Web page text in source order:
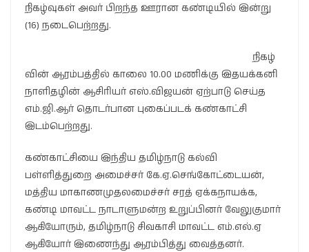
நிகழ்வுகள் அவர் பிறந்த ஊரான கண்டியில் இன்று
(16) நடைபெற்றது.
நிகழ்
வின் ஆரம்பத்தில் காலை 10.00 மணிக்கு இதயக்கனி
நாளிதழின் ஆசிரியர் எஸ்.விஜயன் ஏற்பாடு செய்த
எம்.ஜி.ஆர் தொடர்பான புகைப்படக் கண்காட்சி
இடம்பெற்றது.
கண்காட்சியை இந்திய தமிழ்நாடு கல்வி
பள்ளித்துறை அமைச்சர் கே.ஏ.செங்கோட்டையன்,
மத்திய மாகாணமுதலமைச்சர் சரத் ஏக்கநாயக்க,
கண்டி மாவட்ட நாடாளுமன்ற உறுப்பினர் வேலுகுமார்
ஆகியோரும், தமிழ்நாடு சிவகாசி மாவட்ட எம்.எல்.ஏ
ஆகியோர் இணைந்து ஆரம்பித்து வைத்தனர்.